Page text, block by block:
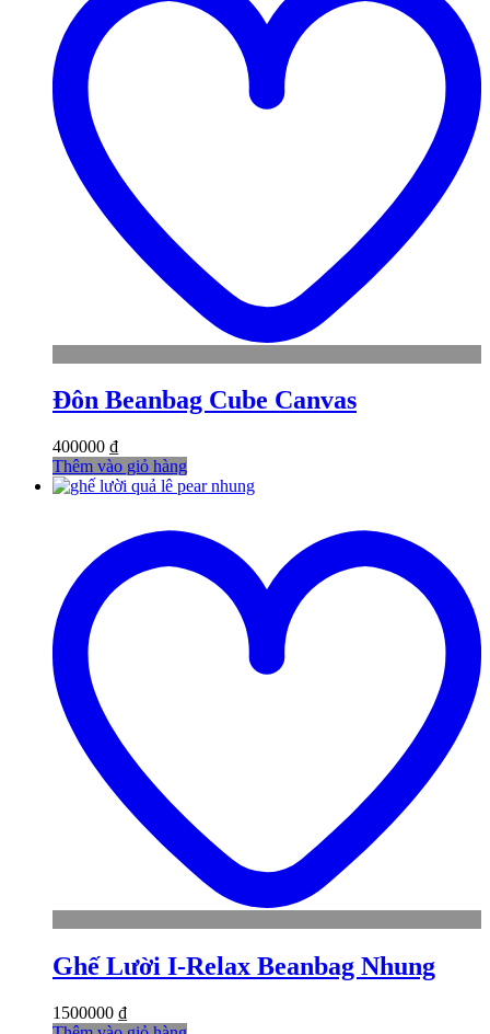
Đôn Beanbag Cube Canvas
400000 ₫
Thêm vào giỏ hàng
Ghế Lười I-Relax Beanbag Nhung
1500000 ₫